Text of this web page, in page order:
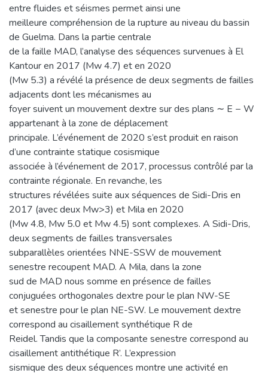
entre fluides et séismes permet ainsi une
meilleure compréhension de la rupture au niveau du bassin
de Guelma. Dans la partie centrale
de la faille MAD, l’analyse des séquences survenues à El
Kantour en 2017 (Mw 4.7) et en 2020
(Mw 5.3) a révélé la présence de deux segments de failles
adjacents dont les mécanismes au
foyer suivent un mouvement dextre sur des plans ∼ E − W
appartenant à la zone de déplacement
principale. L’événement de 2020 s’est produit en raison
d’une contrainte statique cosismique
associée à l’événement de 2017, processus contrôlé par la
contrainte régionale. En revanche, les
structures révélées suite aux séquences de Sidi-Dris en
2017 (avec deux Mw>3) et Mila en 2020
(Mw 4.8, Mw 5.0 et Mw 4.5) sont complexes. A Sidi-Dris,
deux segments de failles transversales
subparallèles orientées NNE-SSW de mouvement
senestre recoupent MAD. A Mila, dans la zone
sud de MAD nous somme en présence de failles
conjuguées orthogonales dextre pour le plan NW-SE
et senestre pour le plan NE-SW. Le mouvement dextre
correspond au cisaillement synthétique R de
Reidel. Tandis que la composante senestre correspond au
cisaillement antithétique R’. L’expression
sismique des deux séquences montre une activité en